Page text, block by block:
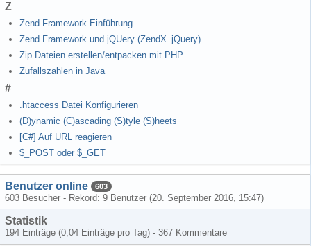
Z
Zend Framework Einführung
Zend Framework und jQUery (ZendX_jQuery)
Zip Dateien erstellen/entpacken mit PHP
Zufallszahlen in Java
#
.htaccess Datei Konfigurieren
(D)ynamic (C)ascading (S)tyle (S)heets
[C#] Auf URL reagieren
$_POST oder $_GET
Benutzer online 603
603 Besucher - Rekord: 9 Benutzer (20. September 2016, 15:47)
Statistik
194 Einträge (0,04 Einträge pro Tag) - 367 Kommentare